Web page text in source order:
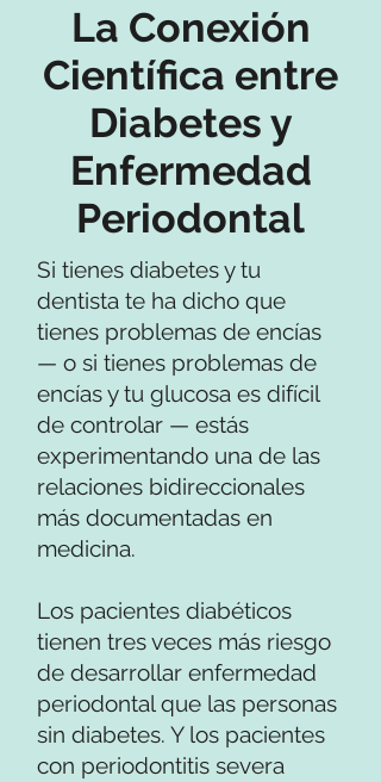
La Conexión
Científica entre
Diabetes y
Enfermedad
Periodontal
Si tienes diabetes y tu
dentista te ha dicho que
tienes problemas de encías
— o si tienes problemas de
encías y tu glucosa es difícil
de controlar — estás
experimentando una de las
relaciones bidireccionales
más documentadas en
medicina.
Los pacientes diabéticos
tienen tres veces más riesgo
de desarrollar enfermedad
periodontal que las personas
sin diabetes. Y los pacientes
con periodontitis severa